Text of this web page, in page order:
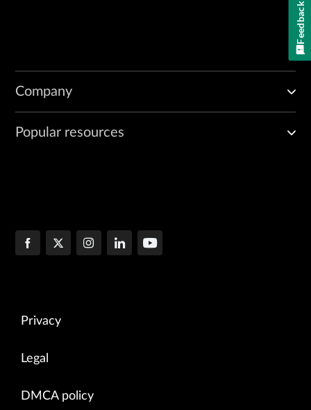
Company
Popular resources
Privacy
Legal
DMCA policy
Feedback